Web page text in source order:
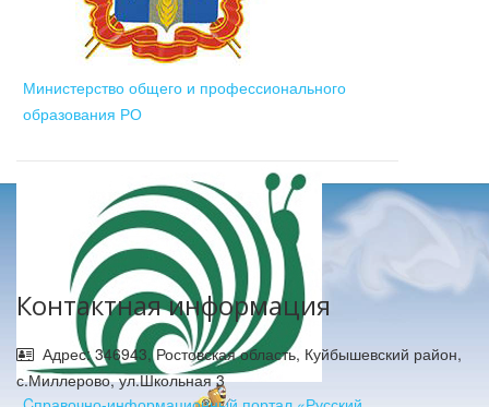
Министерство общего и профессионального
образования РО
Контактная информация
Адрес: 346943, Ростовская область, Куйбышевский район,
с.Миллерово, ул.Школьная 3